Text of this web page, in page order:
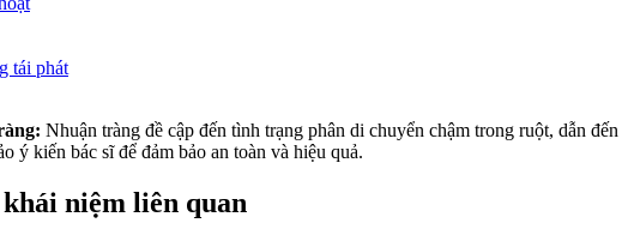
tái phát
Nhuận tràng đề cập đến tình trạng phân di chuyển chậm trong ruột, dẫn
ý kiến bác sĩ để đảm bảo an toàn và hiệu quả.
niệm liên quan